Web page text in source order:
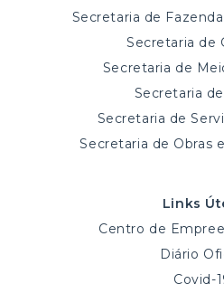
Secretaria de
Secretaria de
Secretaria de
Secretaria
Secretaria de
Secretaria de Obras
Links
Centro de
Diário
Covid-